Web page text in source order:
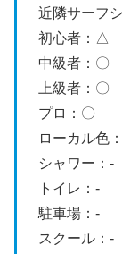
近隣サーフ
初心者：△
中級者：〇
上級者：〇
プロ：〇
ローカル色
シャワー：-
トイレ：-
駐車場：-
スクール：-